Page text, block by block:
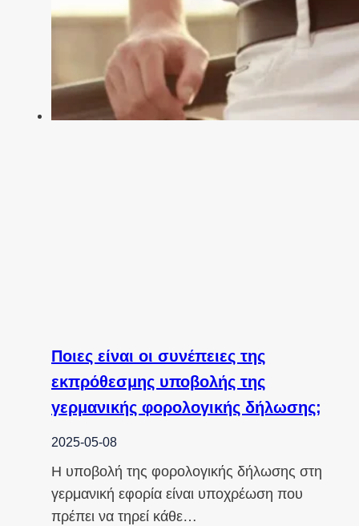
Ποιες είναι οι συνέπειες της
εκπρόθεσμης υποβολής της
γερμανικής φορολογικής δήλωσης;
2025-05-08
Η υποβολή της φορολογικής δήλωσης στη
γερμανική εφορία είναι υποχρέωση που
πρέπει να τηρεί κάθε…